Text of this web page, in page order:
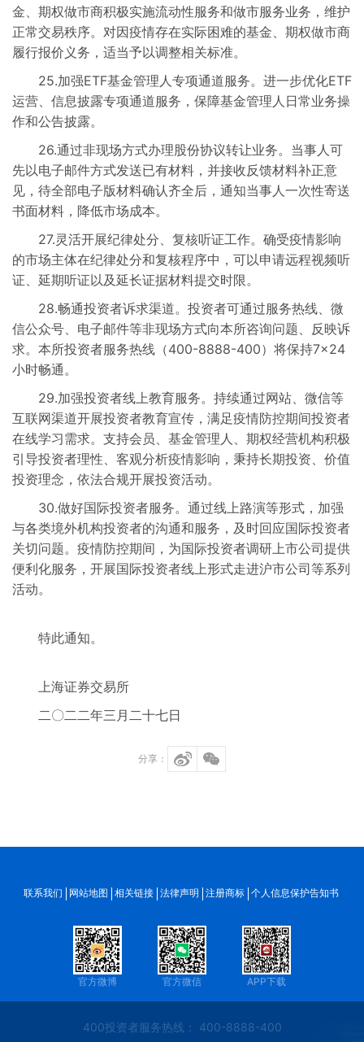
金、期权做市商积极实施流动性服务和做市服务业务，维护
正常交易秩序。对因疫情存在实际困难的基金、期权做市商
履行报价义务，适当予以调整相关标准。
25.加强ETF基金管理人专项通道服务。进一步优化ETF
运营、信息披露专项通道服务，保障基金管理人日常业务操
作和公告披露。
26.通过非现场方式办理股份协议转让业务。当事人可
先以电子邮件方式发送已有材料，并接收反馈材料补正意
见，待全部电子版材料确认齐全后，通知当事人一次性寄送
书面材料，降低市场成本。
27.灵活开展纪律处分、复核听证工作。确受疫情影响
的市场主体在纪律处分和复核程序中，可以申请远程视频听
证、延期听证以及延长证据材料提交时限。
28.畅通投资者诉求渠道。投资者可通过服务热线、微
信公众号、电子邮件等非现场方式向本所咨询问题、反映诉
求。本所投资者服务热线（400-8888-400）将保持7×24
小时畅通。
29.加强投资者线上教育服务。持续通过网站、微信等
互联网渠道开展投资者教育宣传，满足疫情防控期间投资者
在线学习需求。支持会员、基金管理人、期权经营机构积极
引导投资者理性、客观分析疫情影响，秉持长期投资、价值
投资理念，依法合规开展投资活动。
30.做好国际投资者服务。通过线上路演等形式，加强
与各类境外机构投资者的沟通和服务，及时回应国际投资者
关切问题。疫情防控期间，为国际投资者调研上市公司提供
便利化服务，开展国际投资者线上形式走进沪市公司等系列
活动。
特此通知。
上海证券交易所
二〇二二年三月二十七日
分享：
联系我们 网站地图 相关链接 法律声明 注册商标 个人信息保护告知书
官方微博 官方微信 APP下载
400投资者服务热线： 400-8888-400